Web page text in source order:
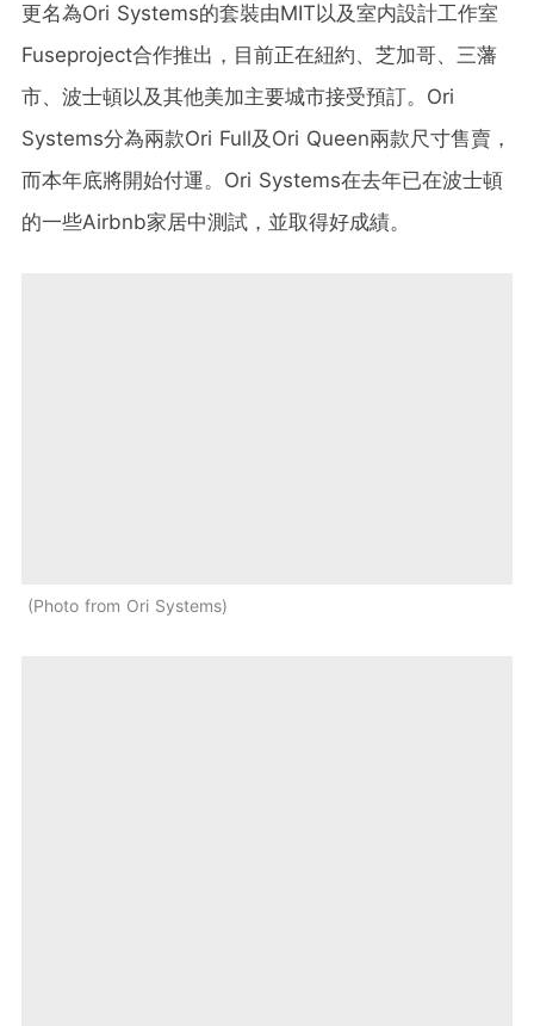
更名為Ori Systems的套裝由MIT以及室内設計工作室
Fuseproject合作推出，目前正在紐約、芝加哥、三藩
市、波士頓以及其他美加主要城市接受預訂。Ori
Systems分為兩款Ori Full及Ori Queen兩款尺寸售賣，
而本年底將開始付運。Ori Systems在去年已在波士頓
的一些Airbnb家居中測試，並取得好成績。
Photo from Ori Systems